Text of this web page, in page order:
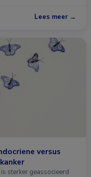
Lees meer →
versus
sterker geassocieerd